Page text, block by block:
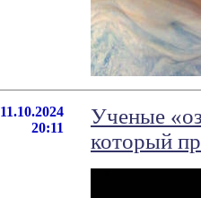
11.10.2024
20:11
Ученые
который